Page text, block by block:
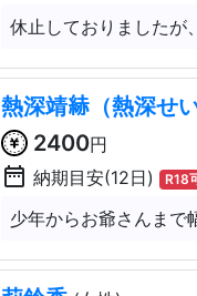
休止しておりましたが
熱深靖𦀗（熱深せい
2400円
date_range 納期目安(12日) R18
少年からお爺さんまで